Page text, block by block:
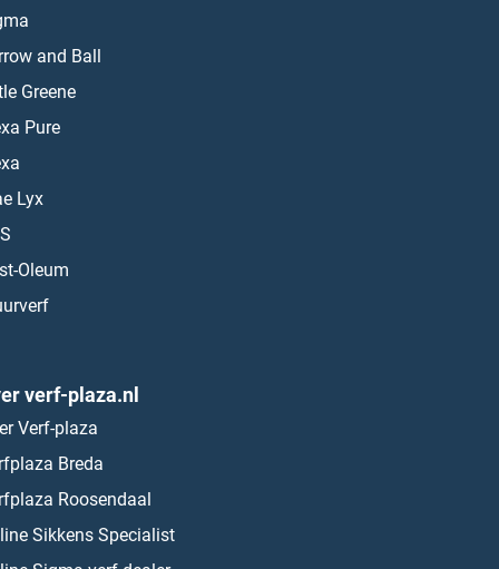
and Ball
Greene
Pure
Lyx
Oleum
verf-plaza.nl
Verf-plaza
Breda
Roosendaal
Sikkens Specialist